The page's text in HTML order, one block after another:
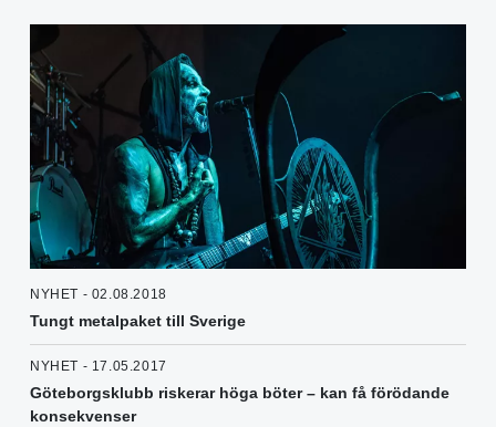
NYHET - 02.08.2018
Tungt metalpaket till Sverige
NYHET - 17.05.2017
Göteborgsklubb riskerar höga böter – kan få förödande
konsekvenser